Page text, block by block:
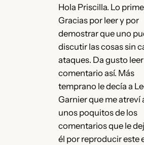
Hola Priscilla. Lo
Gracias por leer y por
demostrar que uno
discutir las cosas sin
ataques. Da gusto
comentario así. Más
temprano le decía a
Garnier que me atreví
unos poquitos de los
comentarios que le
él por reproducir este